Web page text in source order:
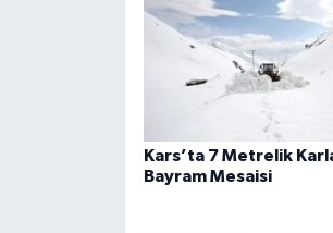
Kars’ta 7 Metrelik
Bayram Mesaisi